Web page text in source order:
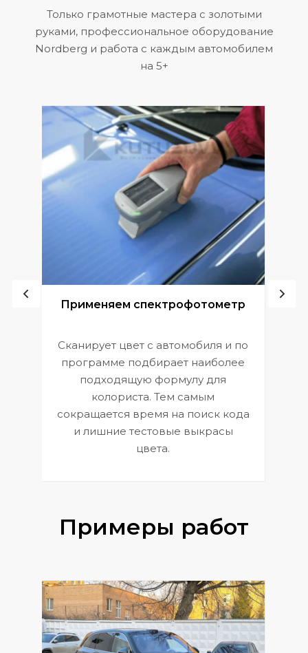
Только грамотные мастера с золотыми
руками, профессиональное оборудование
Nordberg и работа с каждым автомобилем
на 5+
Применяем спектрофотометр
Сканирует цвет с автомобиля и по
программе подбирает наиболее
подходящую формулу для
колориста. Тем самым
сокращается время на поиск кода
и лишние тестовые выкрасы
цвета.
Примеры работ